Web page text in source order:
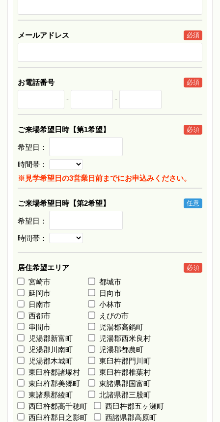
メールアドレス 必須
お電話番号 必須
- -
ご来場希望日時【第1希望】 必須
希望日：
時間帯：
※見学希望日の3営業日前までにお申込みください。
ご来場希望日時【第2希望】 任意
希望日：
時間帯：
居住希望エリア 必須
宮崎市
都城市
延岡市
日向市
日南市
小林市
西都市
えびの市
串間市
児湯郡高鍋町
児湯郡新富町
児湯郡西米良村
児湯郡川南町
児湯郡都農町
児湯郡木城町
東臼杵郡門川町
東臼杵郡諸塚村
東臼杵郡椎葉村
東臼杵郡美郷町
東諸県郡国富町
東諸県郡綾町
北諸県郡三股町
西臼杵郡高千穂町
西臼杵郡五ヶ瀬町
西臼杵郡日之影町
西諸県郡高原町